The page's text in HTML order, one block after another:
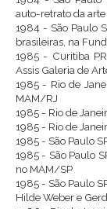
auto-retrato da
1984 - São Paulo
brasileiras, na
1985 - Curitiba
Assis Galeria de
1985 - Rio de
MAM/RJ
1985 - Rio de
1985 - Rio de
1985 - São Paulo
1985 - São Paulo
no MAM/SP
1985 - São Paulo
Hilde Weber e